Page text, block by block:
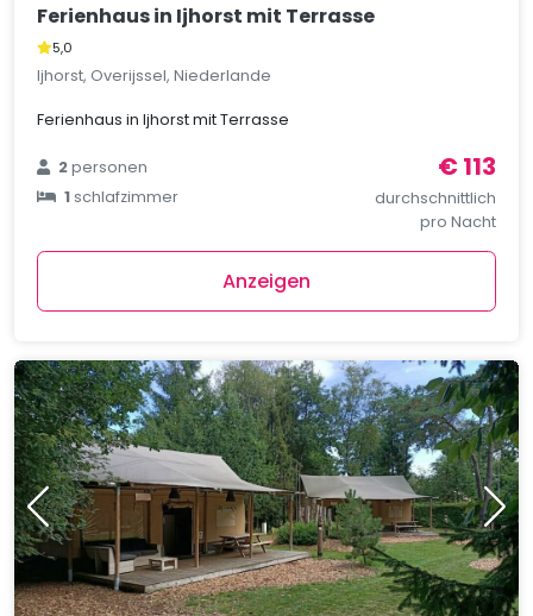
Ferienhaus in Ijhorst mit Terrasse
5,0
Ijhorst, Overijssel, Niederlande
Ferienhaus in Ijhorst mit Terrasse
2personen
1schlafzimmer
€ 113
durchschnittlich
pro Nacht
Anzeigen